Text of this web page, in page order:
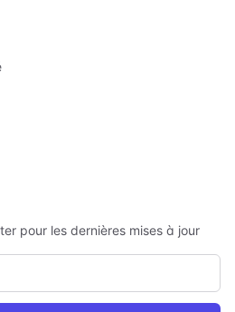
pour les dernières mises à jour